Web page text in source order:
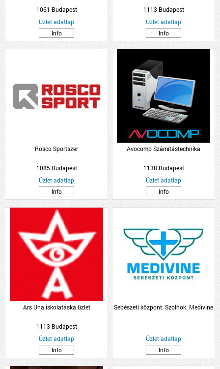
1061 Budapest
Üzlet adatlap
Info
1113 Budapest
Üzlet adatlap
Info
Rosco Sportszer
1085 Budapest
Üzlet adatlap
Info
Avocomp Számítástechnika
1138 Budapest
Üzlet adatlap
Info
Ars Una iskolatáska üzlet
1113 Budapest
Üzlet adatlap
Info
Sebészeti központ. Szolnok. Medivine
Üzlet adatlap
Info